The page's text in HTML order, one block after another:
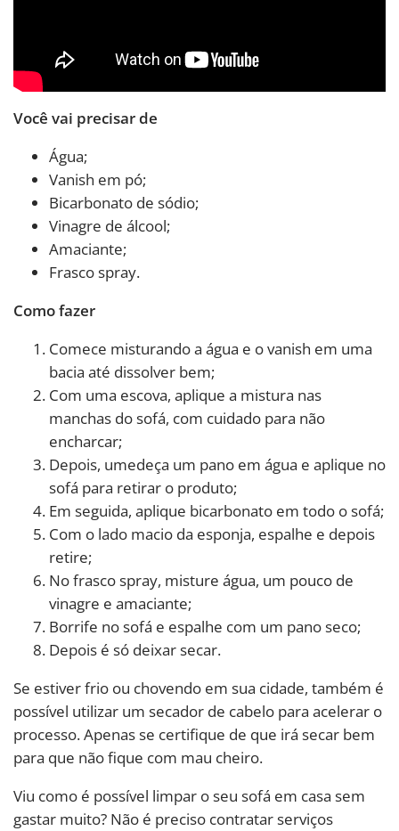
Você vai precisar de
Água;
Vanish em pó;
Bicarbonato de sódio;
Vinagre de álcool;
Amaciante;
Frasco spray.
Como fazer
Comece misturando a água e o vanish em uma
bacia até dissolver bem;
Com uma escova, aplique a mistura nas
manchas do sofá, com cuidado para não
encharcar;
Depois, umedeça um pano em água e aplique no
sofá para retirar o produto;
Em seguida, aplique bicarbonato em todo o sofá;
Com o lado macio da esponja, espalhe e depois
retire;
No frasco spray, misture água, um pouco de
vinagre e amaciante;
Borrife no sofá e espalhe com um pano seco;
Depois é só deixar secar.
Se estiver frio ou chovendo em sua cidade, também é
possível utilizar um secador de cabelo para acelerar o
processo. Apenas se certifique de que irá secar bem
para que não fique com mau cheiro.
Viu como é possível limpar o seu sofá em casa sem
gastar muito? Não é preciso contratar serviços